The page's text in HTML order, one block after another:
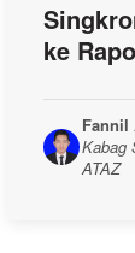
ke
Fannil
Kabag
ATAZ